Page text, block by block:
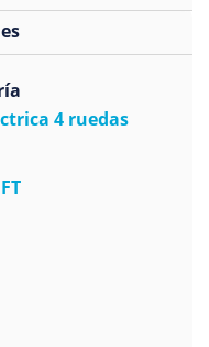
4 ruedas